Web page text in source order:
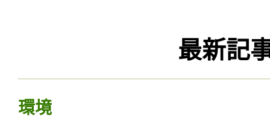
最新記
環境